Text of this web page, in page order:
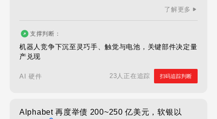
了解更多
支撑判断：
机器人竞争下沉至灵巧手、触觉与电池，关键部件决定量
产兑现
AI 硬件 23人正在追踪 扫码追踪判断
Alphabet 再度举债 200~250 亿美元，软银以